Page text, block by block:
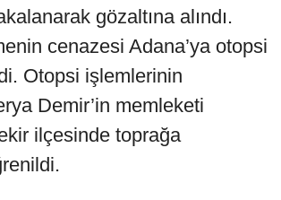
gözaltına alındı.
cenazesi Adana’ya otopsi
Otopsi işlemlerinin
Demir’in memleketi
ilçesinde toprağa